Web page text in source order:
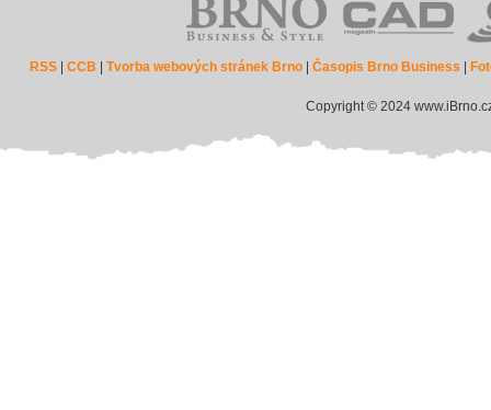
RSS |CCB |Tvorba webových stránek Brno |Časopis Brno Business
Copyright © 2024